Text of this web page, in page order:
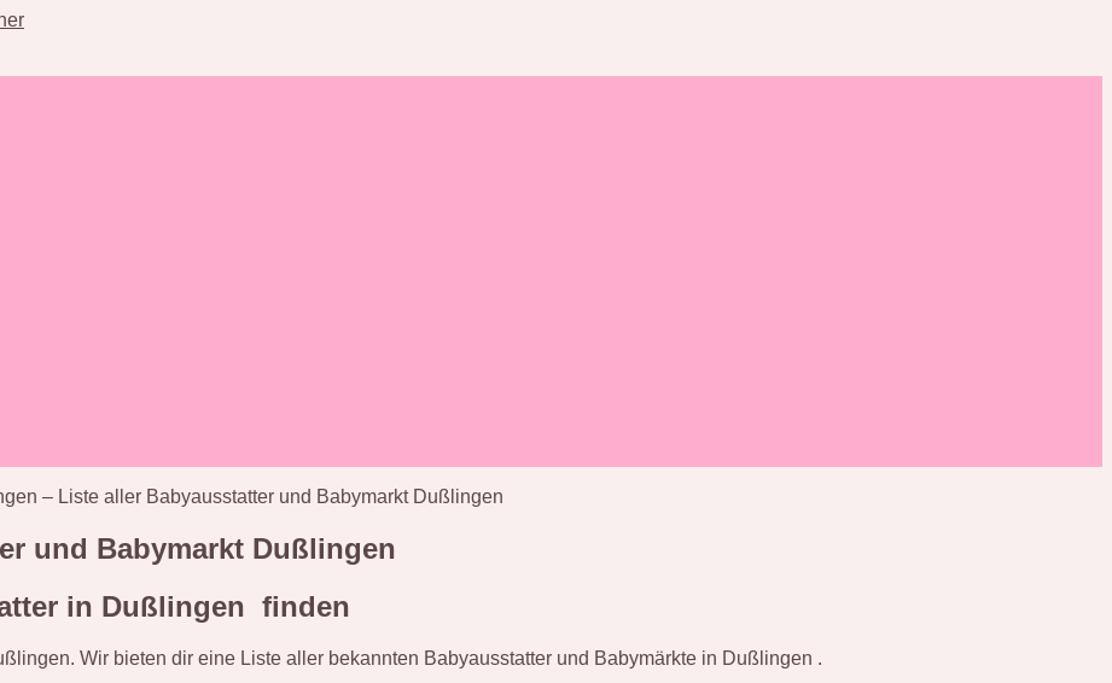
– Liste aller Babyausstatter und Babymarkt Dußlingen
und Babymarkt Dußlingen
in Dußlingen finden
Wir bieten dir eine Liste aller bekannten Babyausstatter und Babymärkte in Dußlingen .